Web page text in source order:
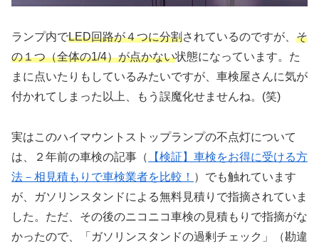
ランプ内でLED回路が４つに分割されているのですが、 そ
の１つ（全体の1/4）が点かない状態になっています。た
まに点いたりもしているみたいですが、車検屋さんに気が
付かれてしまった以上、もう誤魔化せませんね。(笑)
実はこのハイマウントストップランプの不点灯について
は、２年前の車検の記事（
【検証】車検をお得に受ける方
法－相見積もりで車検業者を比較！ ）でも触れています
が、ガソリンスタンドによる無料見積りで指摘されていま
した。ただ、その後のニコニコ車検の見積もりで指摘がな
かったので、「ガソリンスタンドの過剰チェック」（勘違